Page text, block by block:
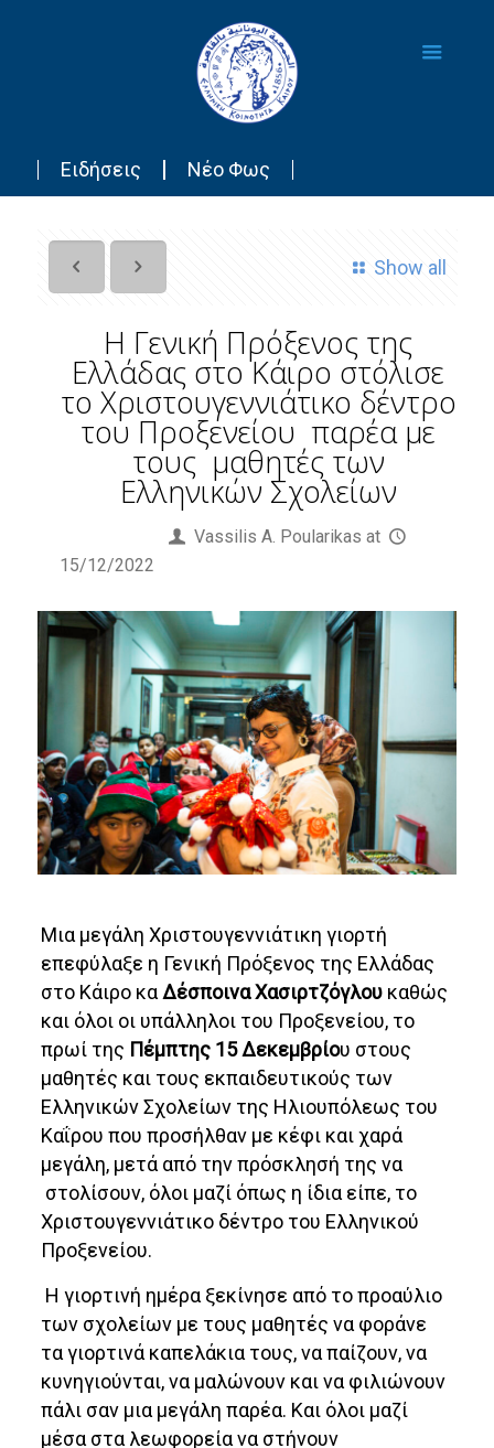
Ειδήσεις Νέο Φως
Show all
Η Γενική Πρόξενος της
Ελλάδας στο Κάιρο στόλισε
το Χριστουγεννιάτικο δέντρο
του Προξενείου παρέα με
τους μαθητές των
Ελληνικών Σχολείων
Vassilis Α. Poularikas at
15/12/2022
Μια μεγάλη Χριστουγεννιάτικη γιορτή
επεφύλαξε η Γενική Πρόξενος της Ελλάδας
στο Κάιρο καΔέσποινα Χασιρτζόγλου καθώς
και όλοι οι υπάλληλοι του Προξενείου, το
πρωί της Πέμπτης 15 Δεκεμβρίου στους
μαθητές και τους εκπαιδευτικούς των
Ελληνικών Σχολείων της Ηλιουπόλεως του
Καΐρου που προσήλθαν με κέφι και χαρά
μεγάλη, μετά από την πρόσκλησή της να
στολίσουν, όλοι μαζί όπως η ίδια είπε, το
Χριστουγεννιάτικο δέντρο του Ελληνικού
Προξενείου.
Η γιορτινή ημέρα ξεκίνησε από το προαύλιο
των σχολείων με τους μαθητές να φοράνε
τα γιορτινά καπελάκια τους, να παίζουν, να
κυνηγιούνται, να μαλώνουν και να φιλιώνουν
πάλι σαν μια μεγάλη παρέα. Και όλοι μαζί
μέσα στα λεωφορεία να στήνουν